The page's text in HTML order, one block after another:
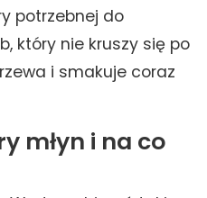
potrzebnej do
który nie kruszy się po
i smakuje coraz
młyn i na co